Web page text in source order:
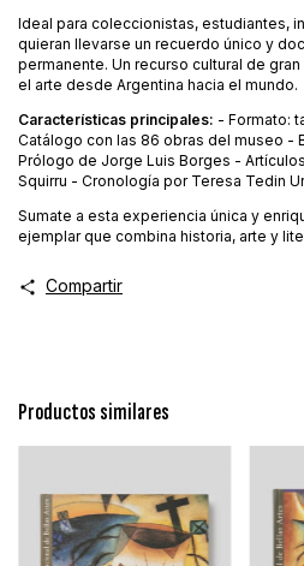
Ideal para coleccionistas, estudiantes,
quieran llevarse un recuerdo único y
permanente. Un recurso cultural de
el arte desde Argentina hacia el mundo.
Características principales: - Formato:
Catálogo con las 86 obras del museo -
Prólogo de Jorge Luis Borges -
Squirru - Cronología por Teresa Tedin
Sumate a esta experiencia única y
ejemplar que combina historia, arte y
Compartir
Productos similares